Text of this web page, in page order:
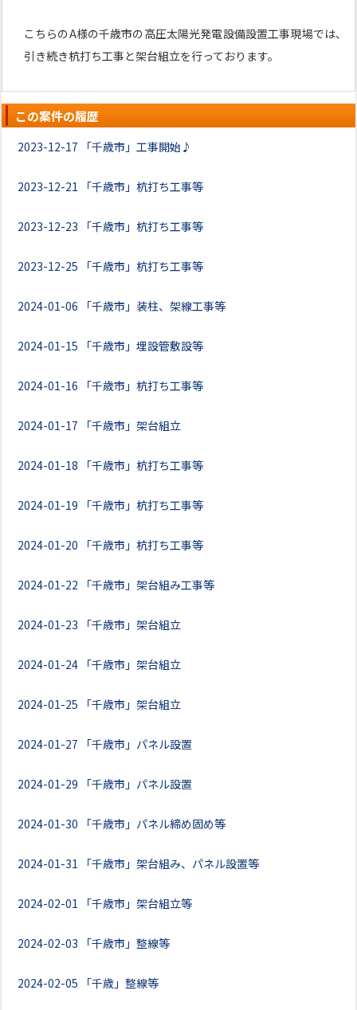
こちらのA様の千歳市の高圧太陽光発電設備設置工事現場では、
引き続き杭打ち工事と架台組立を行っております。
この案件の履歴
2023-12-17 「千歳市」工事開始♪
2023-12-21 「千歳市」杭打ち工事等
2023-12-23 「千歳市」杭打ち工事等
2023-12-25 「千歳市」杭打ち工事等
2024-01-06 「千歳市」装柱、架線工事等
2024-01-15 「千歳市」埋設管敷設等
2024-01-16 「千歳市」杭打ち工事等
2024-01-17 「千歳市」架台組立
2024-01-18 「千歳市」杭打ち工事等
2024-01-19 「千歳市」杭打ち工事等
2024-01-20 「千歳市」杭打ち工事等
2024-01-22 「千歳市」架台組み工事等
2024-01-23 「千歳市」架台組立
2024-01-24 「千歳市」架台組立
2024-01-25 「千歳市」架台組立
2024-01-27 「千歳市」パネル設置
2024-01-29 「千歳市」パネル設置
2024-01-30 「千歳市」パネル締め固め等
2024-01-31 「千歳市」架台組み、パネル設置等
2024-02-01 「千歳市」架台組立等
2024-02-03 「千歳市」整線等
2024-02-05 「千歳」整線等